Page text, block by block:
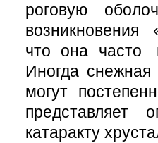
роговую
что она часто
Иногда
могут
представляет
катаракту